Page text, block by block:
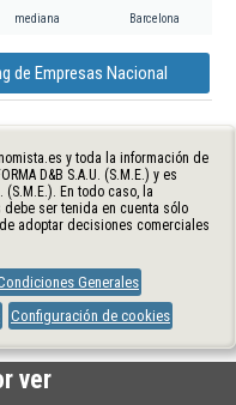
mediana Barcelona
de Empresas Nacional
y toda la información de
D&B S.A.U. (S.M.E.) y es
(S.M.E.). En todo caso, la
ser tenida en cuenta sólo
adoptar decisiones comerciales
Generales
Configuración de cookies
ver